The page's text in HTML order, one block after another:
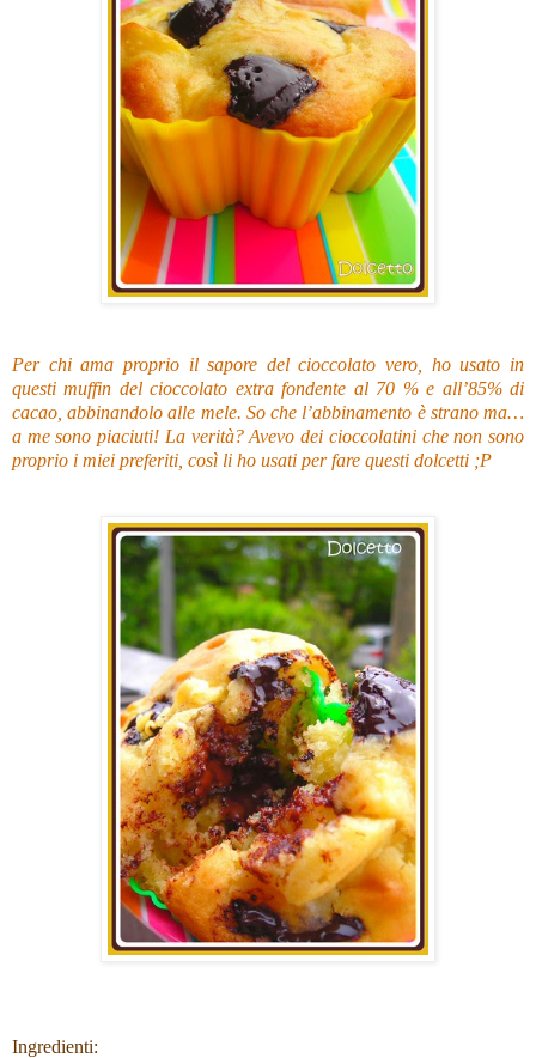
Per chi ama proprio il sapore del cioccolato vero, ho usato in
questi muffin del cioccolato extra fondente al 70 % e all’85% di
cacao, abbinandolo alle mele. So che l’abbinamento è strano ma…
a me sono piaciuti! La verità? Avevo dei cioccolatini che non sono
proprio i miei preferiti, così li ho usati per fare questi dolcetti ;P
Ingredienti: